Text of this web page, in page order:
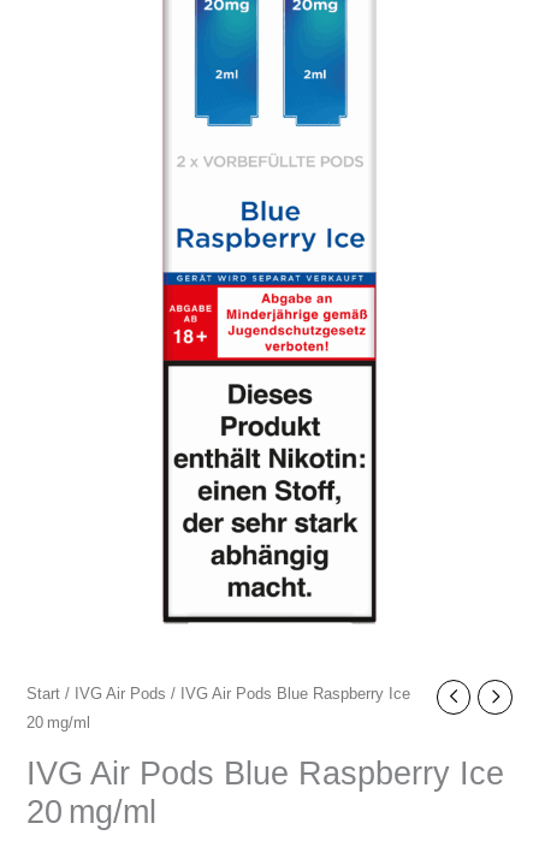
Start / IVG Air Pods / IVG Air Pods Blue Raspberry Ice
20 mg/ml
IVG Air Pods Blue Raspberry Ice
20 mg/ml